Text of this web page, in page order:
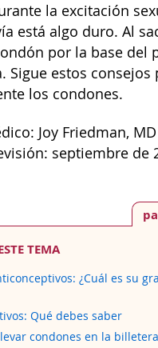
la excitación
está algo duro. Al
por la base del
Sigue estos
los condones.
Joy Friedman, MD
septiembre de
TEMA
¿Cuál es su
Qué debes saber
condones en la